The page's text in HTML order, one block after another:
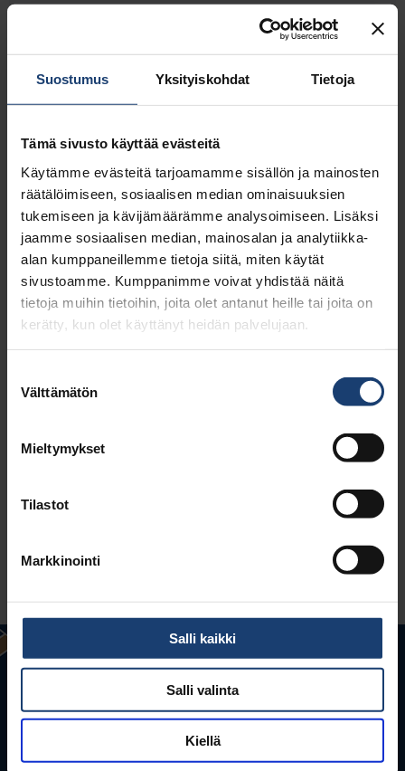
Suostumus Yksityiskohdat Tietoja
Tämä sivusto käyttää evästeitä
Käytämme evästeitä tarjoamamme sisällön ja mainosten
räätälöimiseen, sosiaalisen median ominaisuuksien
tukemiseen ja kävijämäärämme analysoimiseen. Lisäksi
jaamme sosiaalisen median, mainosalan ja analytiikka-
alan kumppaneillemme tietoja siitä, miten käytät
sivustoamme. Kumppanimme voivat yhdistää näitä
tietoja muihin tietoihin, joita olet antanut heille tai joita on
kerätty, kun olet käyttänyt heidän palvelujaan.
valinta
Välttämätön
Mieltymykset
Tilastot
Markkinointi
Salli kaikki
Salli valinta
Kiellä
blue_sky_2026_call_for_applications.pdf (269 kB)